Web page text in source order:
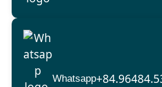
Whatsapp